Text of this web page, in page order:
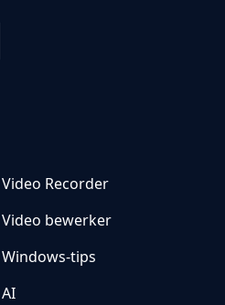
Video Recorder
Video bewerker
Windows-tips
AI